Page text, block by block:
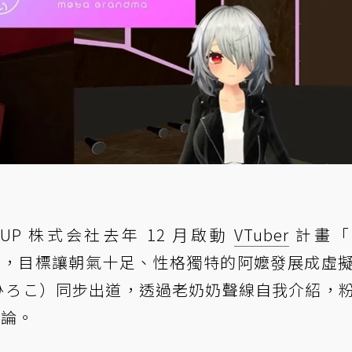
株式会社去年 12 月啟動VTuber 計畫「
目標讓朝氣十足、性格獨特的阿嬤發展成虛
こ）同步出道，透過老奶奶聲線自我介紹，
。